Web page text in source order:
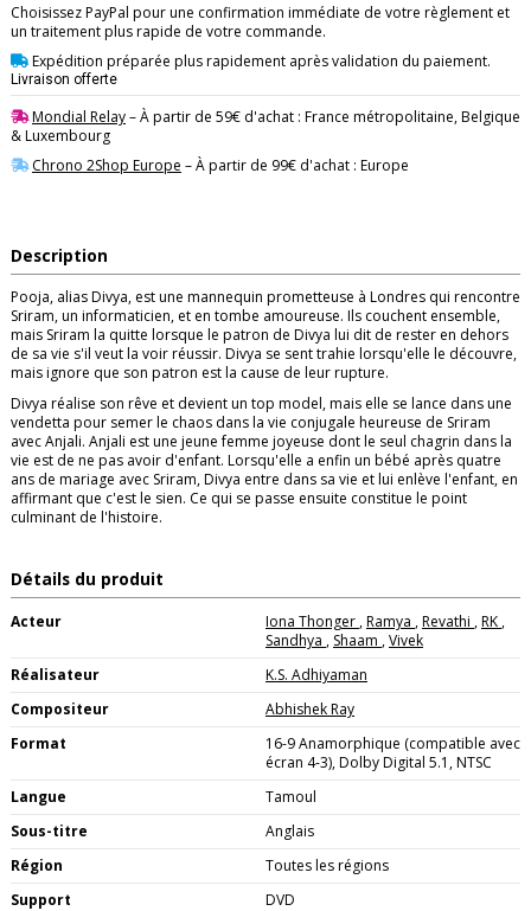
Choisissez PayPal pour une confirmation immédiate de votre règlement et
un traitement plus rapide de votre commande.
Expédition préparée plus rapidement après validation du paiement.
Livraison offerte
Mondial Relay– À partir de 59€ d'achat : France métropolitaine, Belgique
& Luxembourg
Chrono 2Shop Europe – À partir de 99€ d'achat : Europe
Description
Pooja, alias Divya, est une mannequin prometteuse à Londres qui rencontre
Sriram, un informaticien, et en tombe amoureuse. Ils couchent ensemble,
mais Sriram la quitte lorsque le patron de Divya lui dit de rester en dehors
de sa vie s'il veut la voir réussir. Divya se sent trahie lorsqu'elle le découvre,
mais ignore que son patron est la cause de leur rupture.
Divya réalise son rêve et devient un top model, mais elle se lance dans une
vendetta pour semer le chaos dans la vie conjugale heureuse de Sriram
avec Anjali. Anjali est une jeune femme joyeuse dont le seul chagrin dans la
vie est de ne pas avoir d'enfant. Lorsqu'elle a enfin un bébé après quatre
ans de mariage avec Sriram, Divya entre dans sa vie et lui enlève l'enfant, en
affirmant que c'est le sien. Ce qui se passe ensuite constitue le point
culminant de l'histoire.
Détails du produit
Acteur Iona Thonger ,Ramya ,Revathi ,RK ,
Sandhya , Shaam ,Vivek
Réalisateur
K.S. Adhiyaman
Compositeur
Abhishek Ray
Format
16-9 Anamorphique (compatible avec
écran 4-3), Dolby Digital 5.1, NTSC
Langue
Tamoul
Sous-titre
Anglais
Région
Toutes les régions
Support
DVD